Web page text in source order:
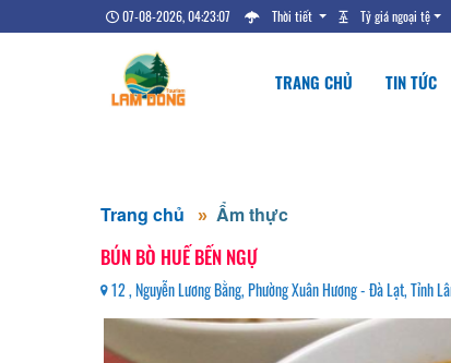
07-08-2026, 04:23:08 Thời tiết Tỷ giá ngoại tệ
TRANG CHỦ TIN TỨC
Trang chủ Ẩm thực
BÚN BÒ HUẾ BẾN NGỰ
12 , Nguyễn Lương Bằng, Phường Xuân Hương - Đà Lạt, Tỉnh